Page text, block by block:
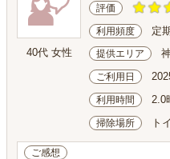
40代 女性
評価
利用頻度 定
提供エリア
ご利用日
利用時間 2.0
掃除場所 ト
ご感想